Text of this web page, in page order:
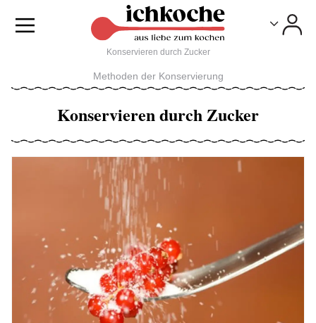
Konservieren durch Zucker
Methoden der Konservierung
Konservieren durch Zucker